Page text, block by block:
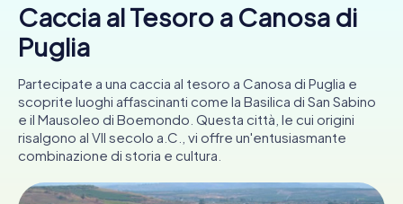
Città
Tour
Team Building
Biglietti
INT AT CH
DE
Caccia al Tesoro a Canosa di
Puglia
Partecipate a una caccia al tesoro a Canosa di Puglia e
scoprite luoghi affascinanti come la Basilica di San Sabino
e il Mausoleo di Boemondo. Questa città, le cui origini
risalgono al VII secolo a.C., vi offre un'entusiasmante
combinazione di storia e cultura.